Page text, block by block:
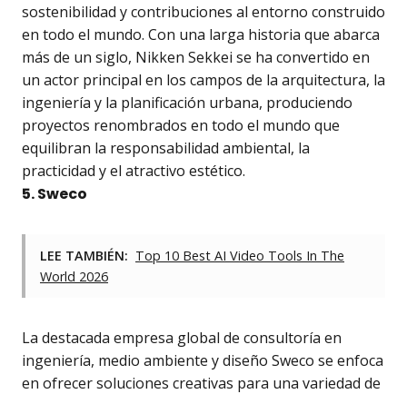
sostenibilidad y contribuciones al entorno construido
en todo el mundo. Con una larga historia que abarca
más de un siglo, Nikken Sekkei se ha convertido en
un actor principal en los campos de la arquitectura, la
ingeniería y la planificación urbana, produciendo
proyectos renombrados en todo el mundo que
equilibran la responsabilidad ambiental, la
practicidad y el atractivo estético.
5. Sweco
LEE TAMBIÉN: Top 10 Best AI Video Tools In The
World 2026
La destacada empresa global de consultoría en
ingeniería, medio ambiente y diseño Sweco se enfoca
en ofrecer soluciones creativas para una variedad de